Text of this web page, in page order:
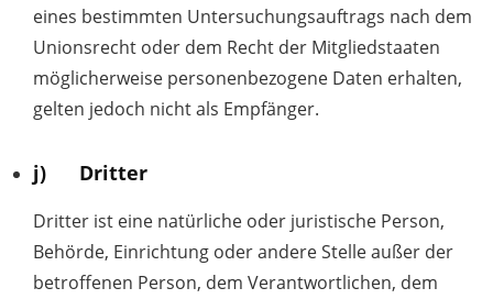
eines bestimmten Untersuchungsauftrags nach dem
Unionsrecht oder dem Recht der Mitgliedstaaten
möglicherweise personenbezogene Daten erhalten,
gelten jedoch nicht als Empfänger.
j) Dritter
Dritter ist eine natürliche oder juristische Person,
Behörde, Einrichtung oder andere Stelle außer der
betroffenen Person, dem Verantwortlichen, dem